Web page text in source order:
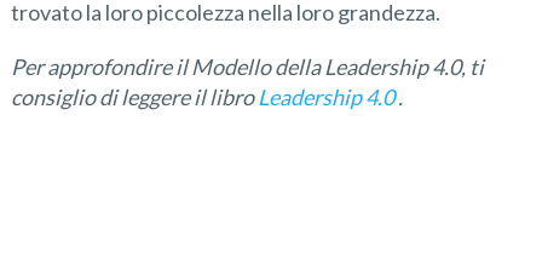
trovato la loro piccolezza nella loro grandezza.
Per approfondire il Modello della Leadership 4.0, ti
consiglio di leggere il libroLeadership 4.0.